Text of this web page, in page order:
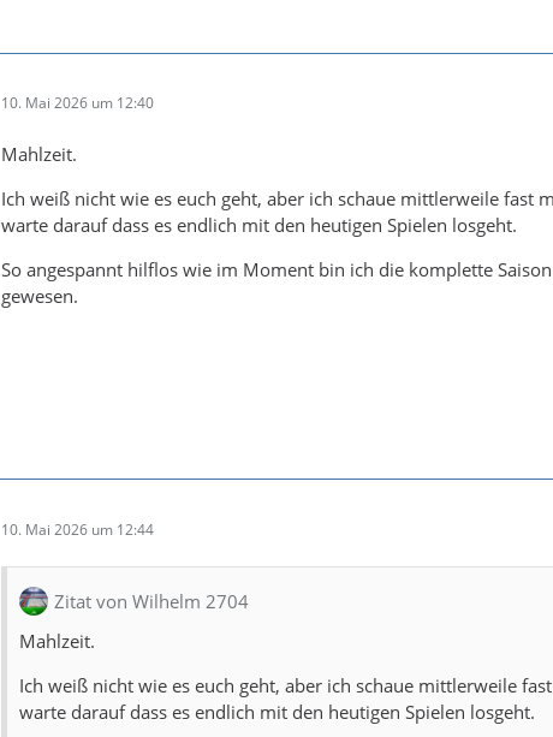
10. Mai 2026 um 12:40
Mahlzeit.
Ich weiß nicht wie es euch geht, aber ich schaue mittlerweile fast
warte darauf dass es endlich mit den heutigen Spielen losgeht.
So angespannt hilflos wie im Moment bin ich die komplette
gewesen.
10. Mai 2026 um 12:44
Zitat von Wilhelm 2704
Mahlzeit.
Ich weiß nicht wie es euch geht, aber ich schaue mittlerweile
warte darauf dass es endlich mit den heutigen Spielen losgeht.